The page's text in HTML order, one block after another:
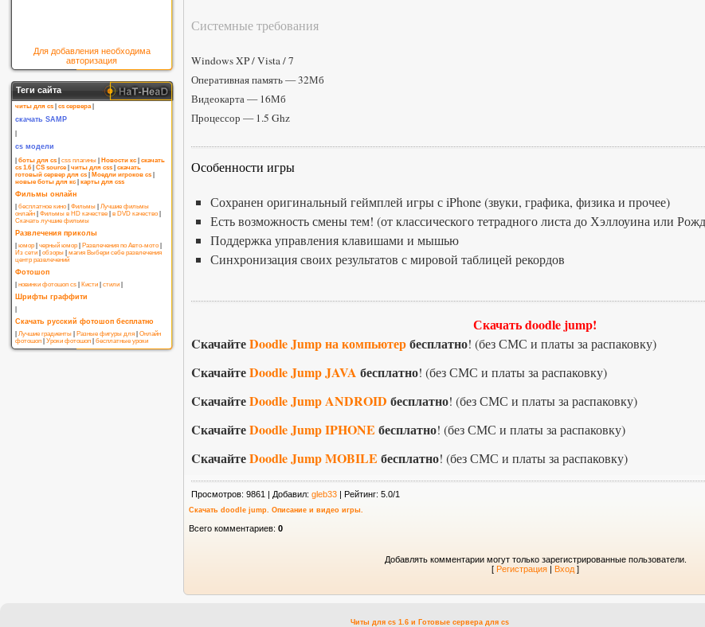
Для добавления необходима
авторизация
Теги сайта
читы для cs cs сервера|
скачать SAMP
cs модели
боты для cs css плагины Новости кс
скачать
cs 1.6| CS source| читы для css
скачать
готовый сервер для cs
Моедли игроков cs
новые боты для кс
карты для css
Фильмы онлайн
бесплатное кино Фильмы
Лучшие фильмы
онлайн
Фильмы в HD качестве в DVD качество
Скачать лучшие фильмы
Развлечения приколы
юмор черный юмор Развлечения по Авто-мото
Из сети
обзоры магия Выбери себе развлечения
центр развлечений
Фотошоп
новинки фотошоп cs Кисти стили
Шрифты граффити
Скачать русский фотошоп бесплатно
Лучшие градиенты Разные фигуры для
Онлайн
фотошоп
Уроки фотошоп бесплатные уроки
Системные требования
Windows XP / Vista / 7
Оперативная память — 32Мб
Видеокарта — 16Мб
Процессор — 1.5 Ghz
Особенности игры
Сохранен оригинальный геймплей игры с iPhone (звуки, графика, физика и прочее)
Есть возможность смены тем! (от классического тетрадного листа до Хэллоуина или
Поддержка управления клавишами и мышью
Синхронизация своих результатов с мировой таблицей рекордов
Скачать doodle jump!
CкачайтеDoodle Jump на компьютербесплатно! (без СМС и платы за распаковку)
CкачайтеDoodle Jump JAVA бесплатно! (без СМС и платы за распаковку)
CкачайтеDoodle Jump ANDROID бесплатно! (без СМС и платы за распаковку)
CкачайтеDoodle Jump IPHONE бесплатно! (без СМС и платы за распаковку)
CкачайтеDoodle Jump MOBILE бесплатно! (без СМС и платы за распаковку)
Просмотров: 9861 | Добавил: gleb33 | Рейтинг: 5.0/1
Скачать doodle jump. Описание и видео игры.
Всего комментариев: 0
Добавлять комментарии могут только зарегистрированные пользователи.
[ Регистрация | Вход ]
Читы для cs 1.6и Готовые сервера для cs